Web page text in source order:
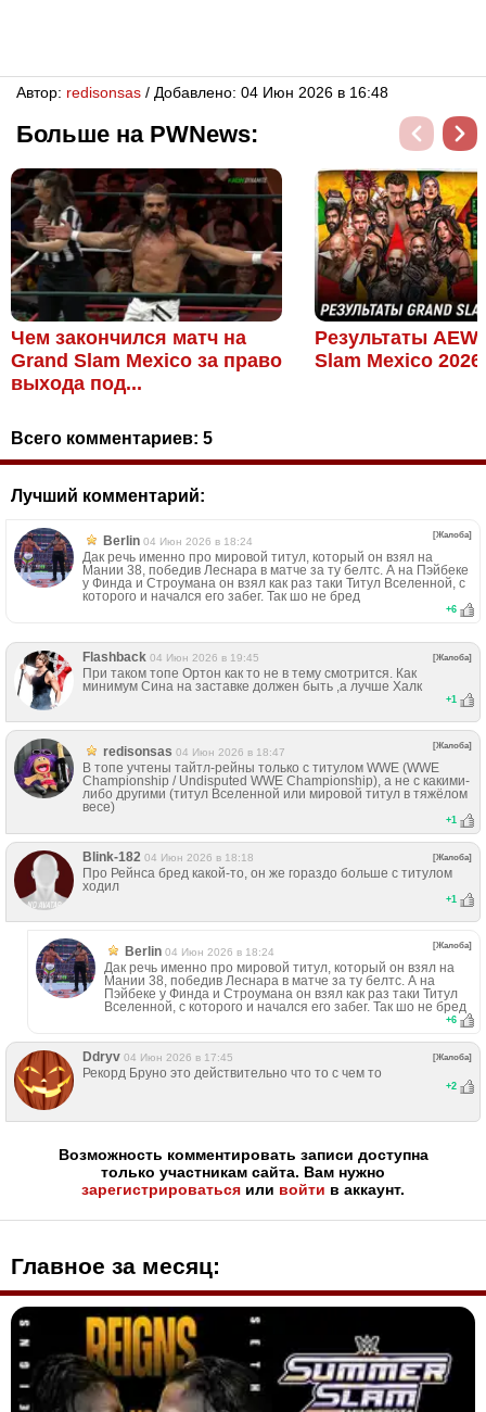
Автор: redisonsas / Добавлено: 04 Июн 2026 в 16:48
Больше на PWNews:
Чем закончился матч на
Grand Slam Mexico за право
выхода под...
Результаты AEW
Slam Mexico 2026
Всего комментариев: 5
Лучший комментарий:
Berlin 04 Июн 2026 в 18:24
[Жалоба]
Дак речь именно про мировой титул, который он взял на
Мании 38, победив Леснара в матче за ту белтс. А на Пэйбеке
у Финда и Строумана он взял как раз таки Титул Вселенной, с
которого и начался его забег. Так шо не бред
+6
Flashback 04 Июн 2026 в 19:45 [Жалоба]
При таком топе Ортон как то не в тему смотрится. Как
минимум Сина на заставке должен быть ,а лучше Халк
+1
redisonsas 04 Июн 2026 в 18:47
[Жалоба]
В топе учтены тайтл-рейны только с титулом WWE (WWE
Championship / Undisputed WWE Championship), а не с какими-
либо другими (титул Вселенной или мировой титул в тяжёлом
весе)
+1
Blink-182 04 Июн 2026 в 18:18 [Жалоба]
Про Рейнса бред какой-то, он же гораздо больше с титулом
ходил
+1
Berlin 04 Июн 2026 в 18:24
[Жалоба]
Дак речь именно про мировой титул, который он взял на
Мании 38, победив Леснара в матче за ту белтс. А на
Пэйбеке у Финда и Строумана он взял как раз таки Титул
Вселенной, с которого и начался его забег. Так шо не бред
+6
Ddryv 04 Июн 2026 в 17:45 [Жалоба]
Рекорд Бруно это действительно что то с чем то
+2
Возможность комментировать записи доступна
только участникам сайта. Вам нужно
зарегистрироваться или войти в аккаунт.
Главное за месяц: